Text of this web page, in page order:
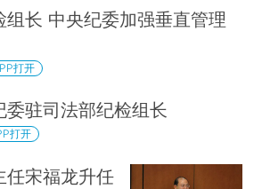
组长 中央纪委加强垂直管理
打开
委驻司法部纪检组长
打开
任宋福龙升任